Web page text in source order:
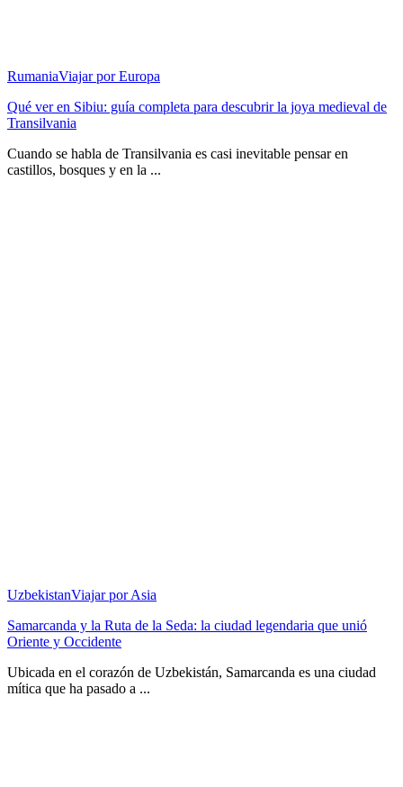
RumaniaViajar por Europa
Qué ver en Sibiu: guía completa para descubrir la joya medieval de
Transilvania
Cuando se habla de Transilvania es casi inevitable pensar en
castillos, bosques y en la ...
UzbekistanViajar por Asia
Samarcanda y la Ruta de la Seda: la ciudad legendaria que unió
Oriente y Occidente
Ubicada en el corazón de Uzbekistán, Samarcanda es una ciudad
mítica que ha pasado a ...